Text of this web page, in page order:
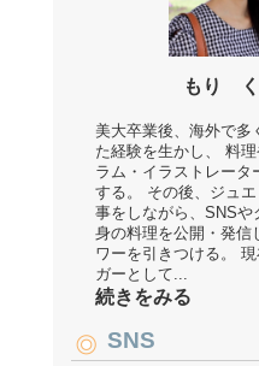
もり く
美大卒業後、海外で多
た経験を生かし、 料
ラム・イラストレータ
する。 その後、ジュ
事をしながら、SNSや
身の料理を公開・発信
ワーを引きつける。
ガーとして...
続きをみる
SNS